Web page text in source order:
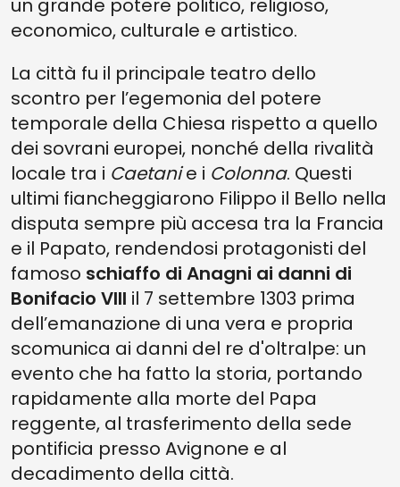
un grande potere politico, religioso,
economico, culturale e artistico.
La città fu il principale teatro dello
scontro per l’egemonia del potere
temporale della Chiesa rispetto a quello
dei sovrani europei, nonché della rivalità
locale tra i Caetanie i Colonna. Questi
ultimi fiancheggiarono Filippo il Bello nella
disputa sempre più accesa tra la Francia
e il Papato, rendendosi protagonisti del
famoso schiaffo di Anagni ai danni di
Bonifacio VIII il 7 settembre 1303 prima
dell’emanazione di una vera e propria
scomunica ai danni del re d'oltralpe: un
evento che ha fatto la storia, portando
rapidamente alla morte del Papa
reggente, al trasferimento della sede
pontificia presso Avignone e al
decadimento della città.